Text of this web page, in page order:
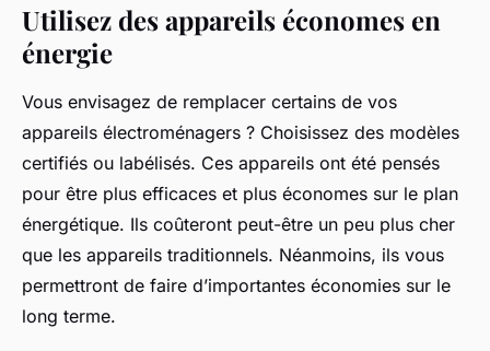
Utilisez des appareils économes en
énergie
Vous envisagez de remplacer certains de vos
appareils électroménagers ? Choisissez des modèles
certifiés ou labélisés. Ces appareils ont été pensés
pour être plus efficaces et plus économes sur le plan
énergétique. Ils coûteront peut-être un peu plus cher
que les appareils traditionnels. Néanmoins, ils vous
permettront de faire d’importantes économies sur le
long terme.